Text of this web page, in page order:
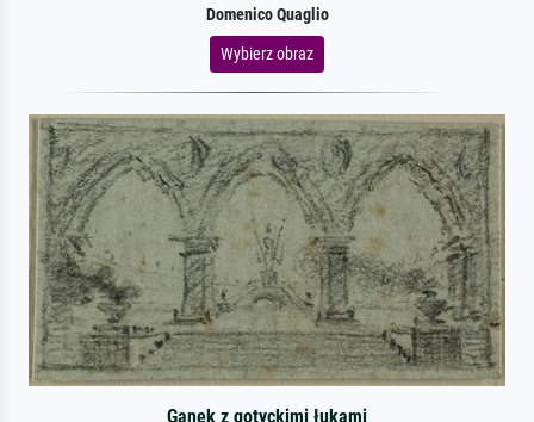
Domenico Quaglio
Wybierz obraz
Ganek z gotyckimi łukami